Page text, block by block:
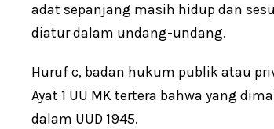
adat sepanjang masih hidup dan
diatur dalam undang-undang.
Huruf c, badan hukum publik atau
Ayat 1 UU MK tertera bahwa yang
dalam UUD 1945.